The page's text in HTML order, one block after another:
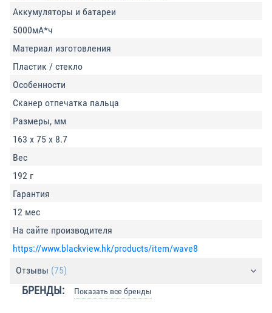
Аккумуляторы и батареи
5000мА*ч
Материал изготовления
Пластик / стекло
Особенности
Сканер отпечатка пальца
Размеры, мм
163 х 75 х 8.7
Вес
192 г
Гарантия
12 мес
На сайте производителя
https://www.blackview.hk/products/item/wave8
Отзывы (75)
БРЕНДЫ: Показать все бренды